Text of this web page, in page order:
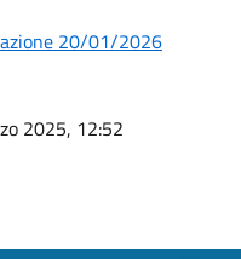
20/01/2026
2025, 12:52